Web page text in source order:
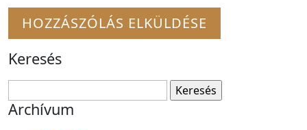
Keresés
Archívum